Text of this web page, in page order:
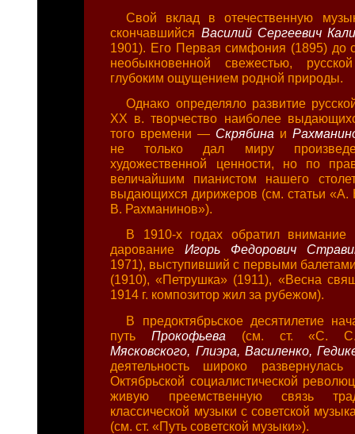
Свой вклад в отечественную
скончавшийся Василий Сергеевич
1901). Его Первая симфония (1895) до
необыкновенной свежестью,
глубоким ощущением родной природы.
Однако определяло развитие
XX в. творчество наиболее
того времени — Скрябина и
не только дал миру
художественной ценности, но по
величайшим пианистом нашего
выдающихся дирижеров (см. статьи
В. Рахманинов»).
В 1910-х годах обратил внимание
дарованиеИгорь Федорович
1971), выступивший с первыми
(1910), «Петрушка» (1911), «Весна
1914 г. композитор жил за рубежом).
В предоктябрьское десятилетие
путь Прокофьева (см. ст. «С. С.
Мясковского, Глиэра, Василенко,
деятельность широко
Октябрьской социалистической
живую преемственную связь
классической музыки с советской
(см. ст. «Путь советской музыки»).